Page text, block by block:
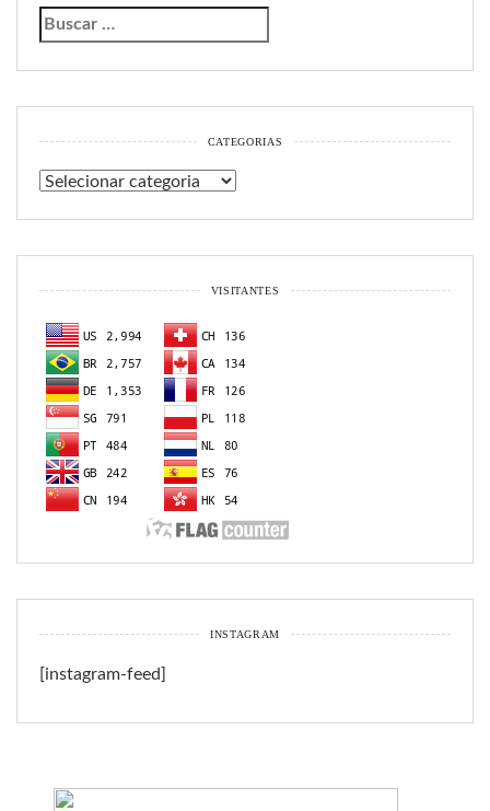
CATEGORIAS
Categorias
VISITANTES
INSTAGRAM
[instagram-feed]